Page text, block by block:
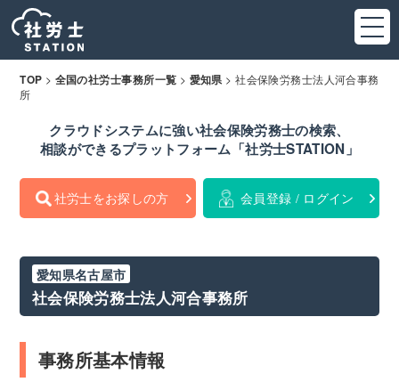
TOP > 全国の社労士事務所一覧 > 愛知県 >社会保険労務士法人河合事務
所
クラウドシステムに強い社会保険労務士の検索、
相談ができるプラットフォーム「社労士STATION」
社労士をお探しの方 会員登録 / ログイン
愛知県名古屋市
社会保険労務士法人河合事務所
事務所基本情報